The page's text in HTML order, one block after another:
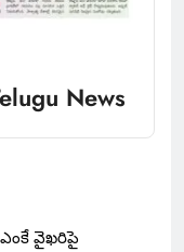
News
వైఖరిపై